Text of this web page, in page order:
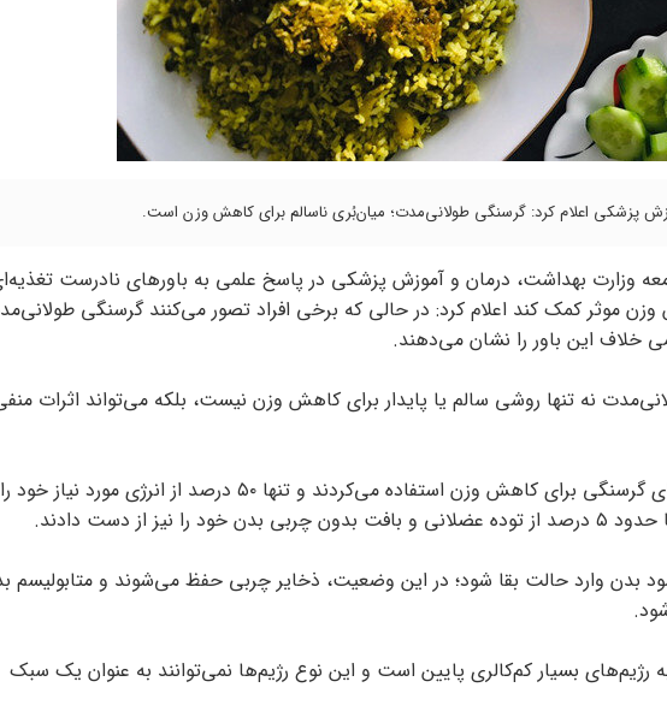
پزشکی اعلام کرد: گرسنگی طولانی‌مدت؛ میان‌بُری ناسالم برای کاهش وزن است.
جامعه وزارت بهداشت، درمان و آموزش پزشکی در پاسخ علمی به باورهای نادرست
موثر کمک کند اعلام کرد: در حالی که برخی افراد تصور می‌کنند گرسنگی
خلاف این باور را نشان می‌دهند.
نه تنها روشی سالم یا پایدار برای کاهش وزن نیست، بلکه می‌تواند اثرات
بر اساس نتایج پژوهش‌های علمی، افرادی که از رژیم‌های گرسنگی برای کاهش وزن استفاده می‌کردند و تنها ۵۰ درصد از انرژی مورد
دست دادند.
وارد حالت بقا شود؛ در این وضعیت، ذخایر چربی حفظ می‌شوند و متابولیسم
به رژیم‌های بسیار کم‌کالری پایین است و این نوع رژیم‌ها نمی‌توانند به عنوان یک سبک